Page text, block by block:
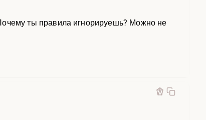
ты правила игнорируешь? Можно не